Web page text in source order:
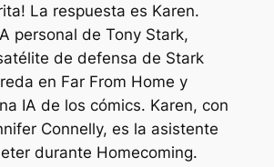
La respuesta es Karen.
personal de Tony Stark,
de defensa de Stark
en Far From Home y
IA de los cómics. Karen, con
Connelly, es la asistente
durante Homecoming.